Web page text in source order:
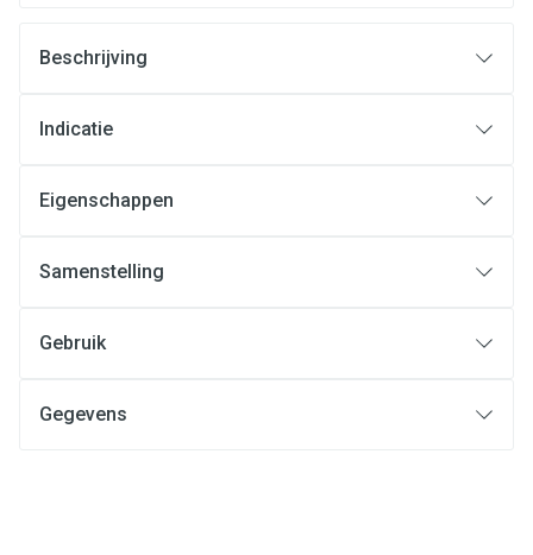
Beschrijving
Indicatie
Eigenschappen
Samenstelling
Gebruik
Gegevens